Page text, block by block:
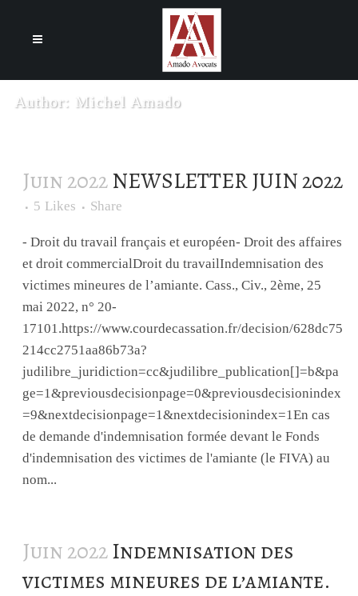
Author: Michel Amado
Juin 2022NEWSLETTER JUIN 2022
5 Likes Share
- Droit du travail français et européen- Droit des affaires
et droit commercialDroit du travailIndemnisation des
victimes mineures de l’amiante. Cass., Civ., 2ème, 25
mai 2022, n° 20-
17101.https://www.courdecassation.fr/decision/628dc75
214cc2751aa86b73a?
judilibre_juridiction=cc&judilibre_publication[]=b&pa
ge=1&previousdecisionpage=0&previousdecisionindex
=9&nextdecisionpage=1&nextdecisionindex=1En cas
de demande d'indemnisation formée devant le Fonds
d'indemnisation des victimes de l'amiante (le FIVA) au
nom...
Juin 2022Indemnisation des
victimes mineures de l’amiante.